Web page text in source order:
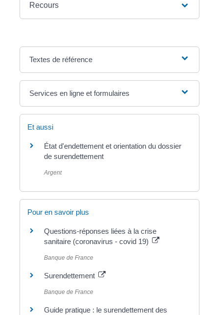
Recours
Textes de référence
Services en ligne et formulaires
Et aussi
État d'endettement et orientation du dossier
de surendettement
Argent
Pour en savoir plus
Questions-réponses liées à la crise
sanitaire (coronavirus - covid 19)
Banque de France
Surendettement
Banque de France
Guide pratique : le surendettement des